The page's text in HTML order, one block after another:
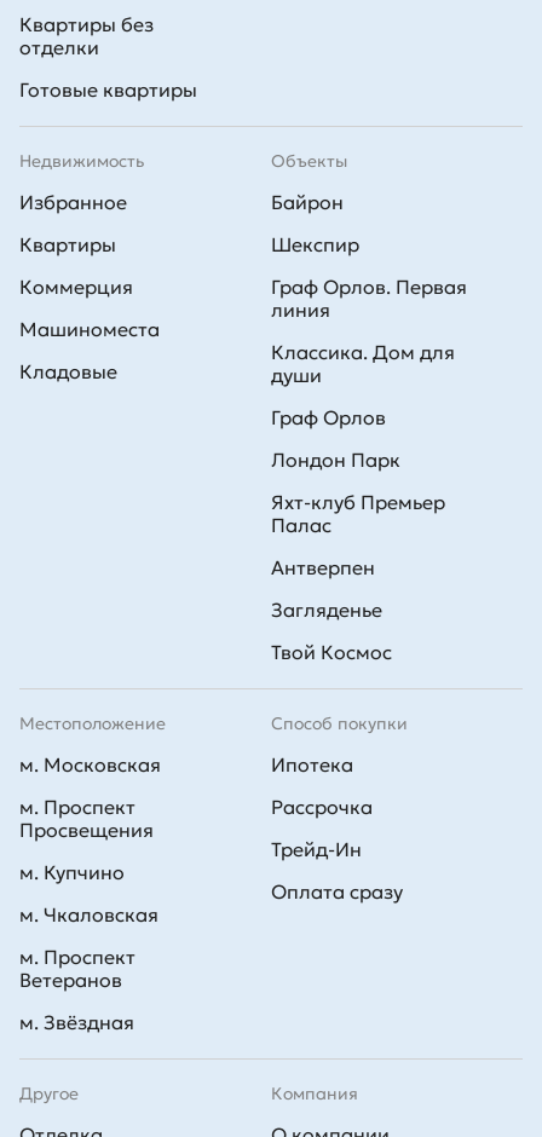
Квартиры без
отделки
Готовые квартиры
Недвижимость
Избранное
Квартиры
Коммерция
Машиноместа
Кладовые
Способ покупки
Ипотека
Рассрочка
Трейд-Ин
Оплата сразу
Объекты
Байрон
Шекспир
Граф Орлов. Первая
линия
Классика. Дом для
души
Граф Орлов
Лондон Парк
Яхт-клуб Премьер
Палас
Антверпен
Загляденье
Твой Космос
Другое Компания
Местоположение
м. Московская
м. Проспект
Просвещения
м. Купчино
м. Чкаловская
м. Проспект
Ветеранов
м. Звёздная